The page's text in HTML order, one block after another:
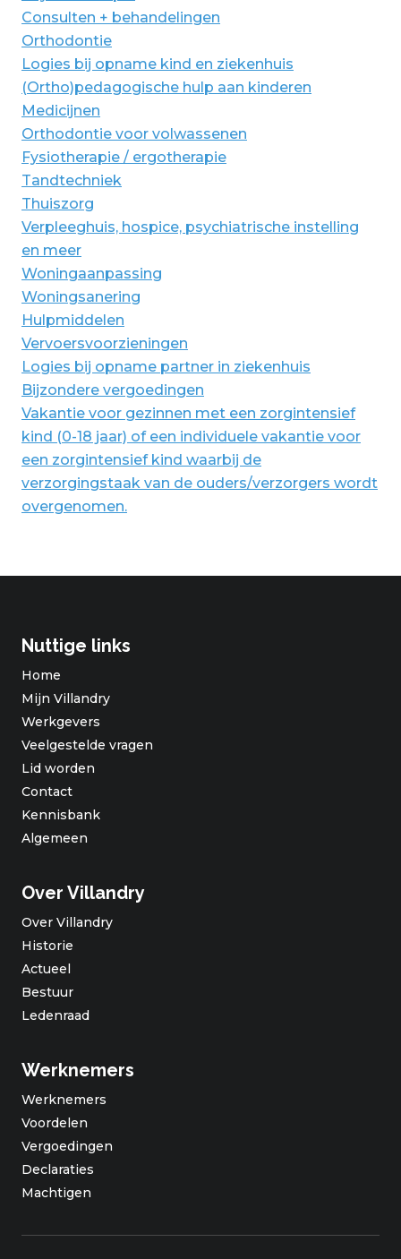
Consulten + behandelingen
Orthodontie
Logies bij opname kind en ziekenhuis
(Ortho)pedagogische hulp aan kinderen
Medicijnen
Orthodontie voor volwassenen
Fysiotherapie / ergotherapie
Tandtechniek
Thuiszorg
Verpleeghuis, hospice, psychiatrische instelling
en meer
Woningaanpassing
Woningsanering
Hulpmiddelen
Vervoersvoorzieningen
Logies bij opname partner in ziekenhuis
Bijzondere vergoedingen
Vakantie voor gezinnen met een zorgintensief
kind (0-18 jaar) of een individuele vakantie voor
een zorgintensief kind waarbij de
verzorgingstaak van de ouders/verzorgers wordt
overgenomen.
Nuttige links
Home
Mijn Villandry
Werkgevers
Veelgestelde vragen
Lid worden
Contact
Kennisbank
Algemeen
Over Villandry
Over Villandry
Historie
Actueel
Bestuur
Ledenraad
Werknemers
Werknemers
Voordelen
Vergoedingen
Declaraties
Machtigen